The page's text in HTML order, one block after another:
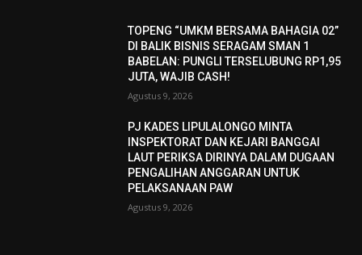
TOPENG “UMKM BERSAMA BAHAGIA 02”
DI BALIK BISNIS SERAGAM SMAN 1
BABELAN: PUNGLI TERSELUBUNG RP1,95
JUTA, WAJIB CASH!
Agustus 9, 2026
PJ KADES LIPULALONGO MINTA
INSPEKTORAT DAN KEJARI BANGGAI
LAUT PERIKSA DIRINYA DALAM DUGAAN
PENGALIHAN ANGGARAN UNTUK
PELAKSANAAN PAW
Agustus 9, 2026